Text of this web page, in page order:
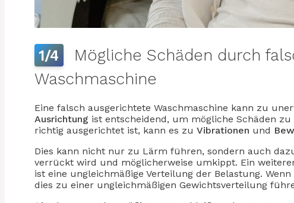
1/4
Mögliche Schäden durch
Waschmaschine
Eine falsch ausgerichtete Waschmaschine kann zu
Ausrichtung ist entscheidend, um mögliche Schäden
richtig ausgerichtet ist, kann es zu Vibrationen und
Dies kann nicht nur zu Lärm führen, sondern auch
verrückt wird und möglicherweise umkippt. Ein
ist eine ungleichmäßige Verteilung der Belastung.
dies zu einer ungleichmäßigen Gewichtsverteilung